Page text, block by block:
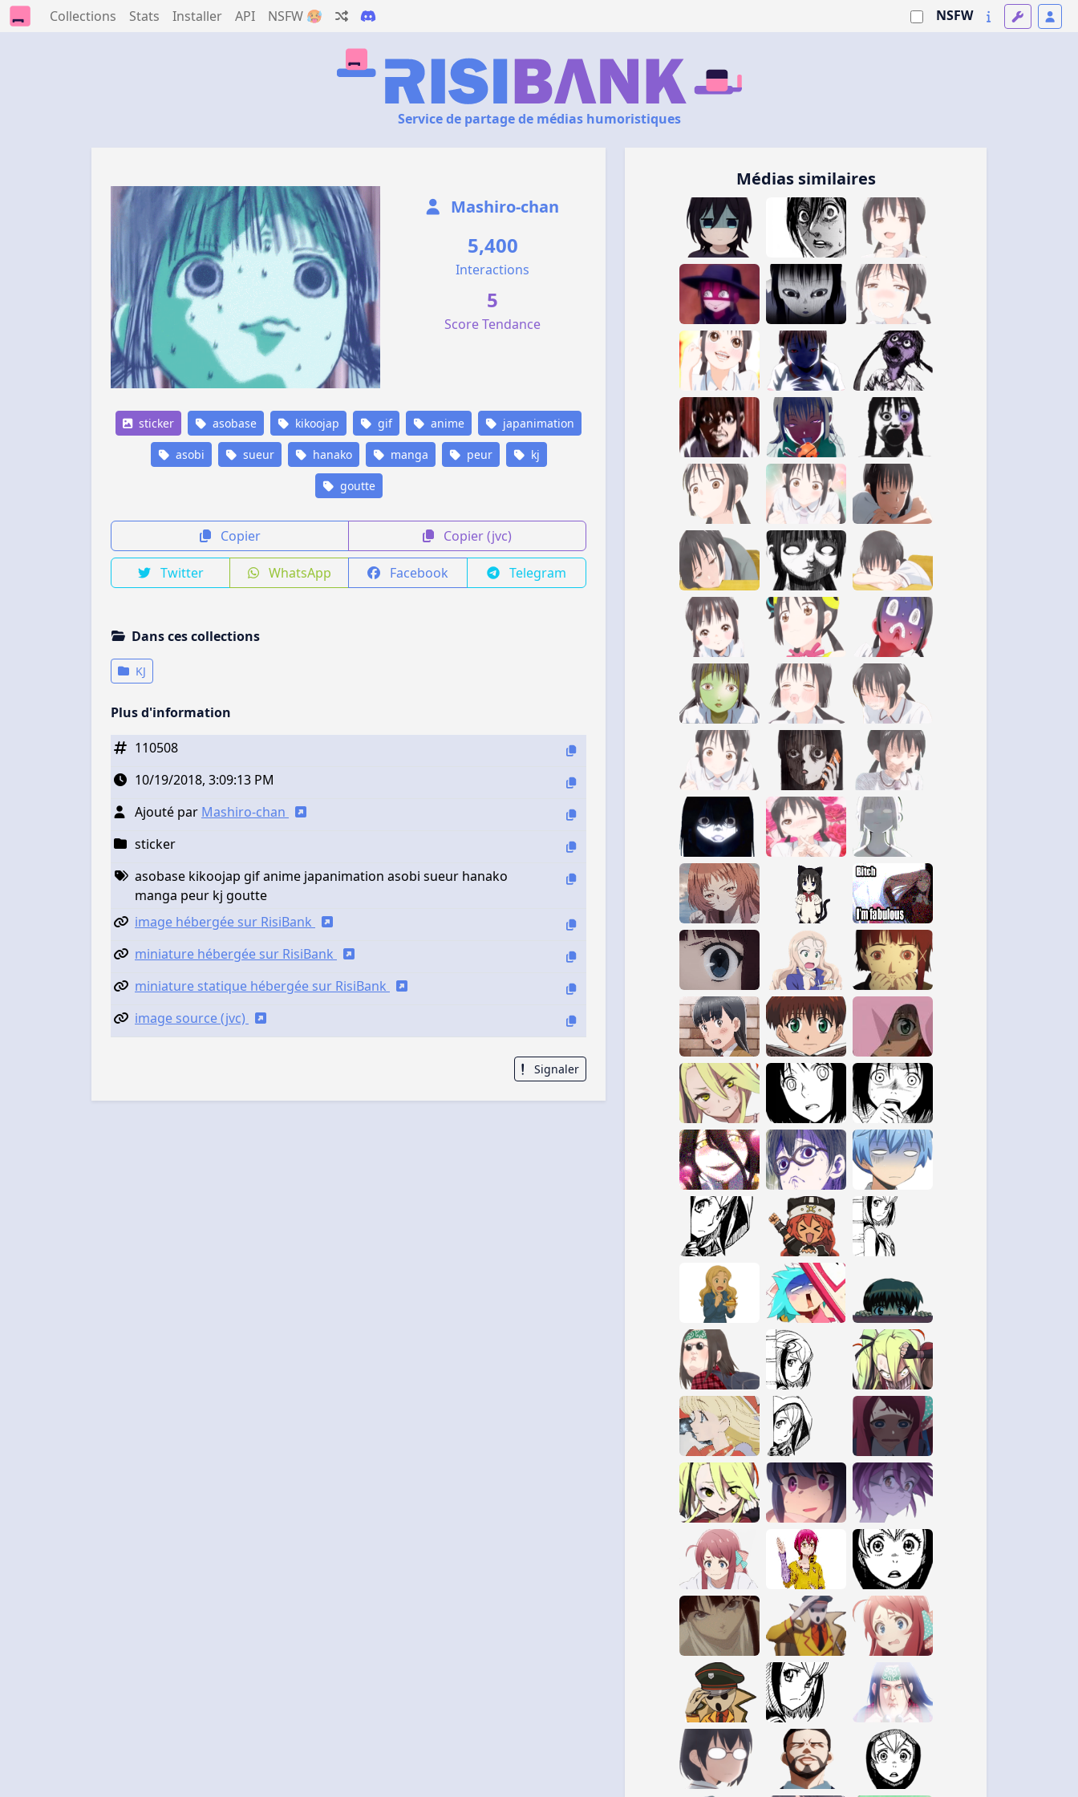
Collections Stats Installer API NSFW 🥵 NSFW
Service de partage de médias humoristiques
Mashiro-chan
5,400
Interactions
5
Score Tendance
sticker asobase kikoojap gif anime japanimation
asobi sueur hanako manga peur kj
goutte
Copier Copier (jvc)
Twitter WhatsApp Facebook Telegram
Dans ces collections
KJ
Plus d'information
110508
10/19/2018, 3:09:13 PM
Ajouté par Mashiro-chan
sticker
asobase kikoojap gif anime japanimation asobi sueur hanako
manga peur kj goutte
image hébergée sur RisiBank
miniature hébergée sur RisiBank
miniature statique hébergée sur RisiBank
image source (jvc)
Signaler
Médias similaires